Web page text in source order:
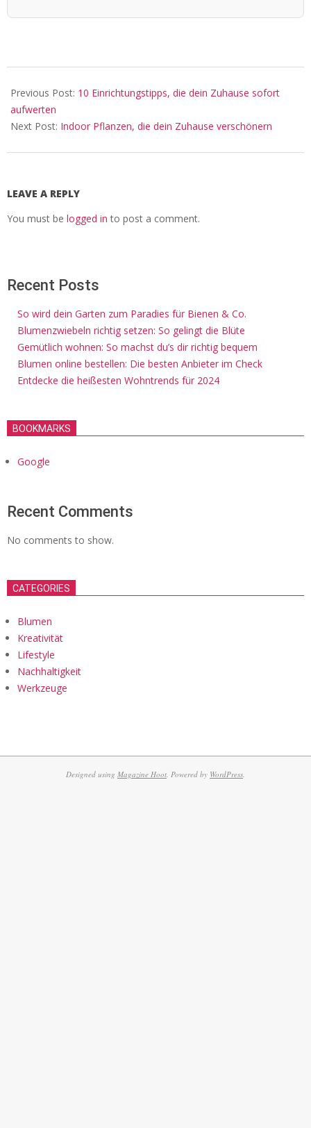
05-
16
Previous Post: 10 Einrichtungstipps, die dein Zuhause sofort
aufwerten
Next Post: Indoor Pflanzen, die dein Zuhause verschönern
LEAVE A REPLY
You must be logged in to post a comment.
Recent Posts
So wird dein Garten zum Paradies für Bienen & Co.
Blumenzwiebeln richtig setzen: So gelingt die Blüte
Gemütlich wohnen: So machst du’s dir richtig bequem
Blumen online bestellen: Die besten Anbieter im Check
Entdecke die heißesten Wohntrends für 2024
BOOKMARKS
Google
Recent Comments
No comments to show.
CATEGORIES
Blumen
Kreativität
Lifestyle
Nachhaltigkeit
Werkzeuge
Designed using Magazine Hoot. Powered by WordPress.